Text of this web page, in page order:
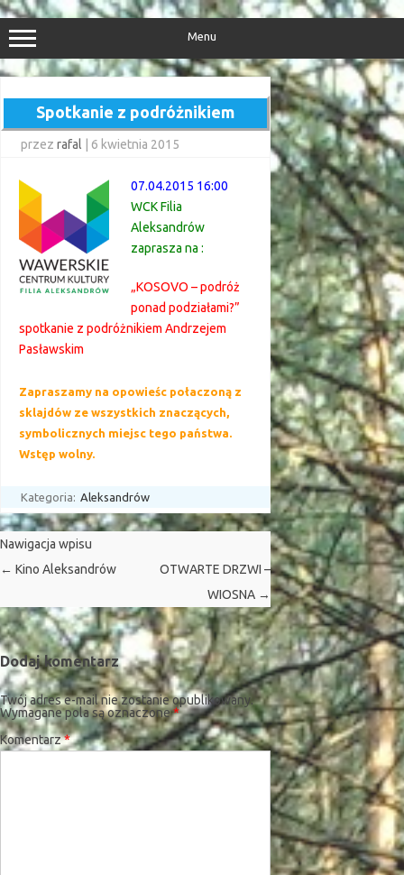
Przejdź
do
treści
Menu
Spotkanie z podróżnikiem
przez rafal 6 kwietnia 2015
07.04.2015 16:00
WCK Filia
Aleksandrów
zaprasza na :
„KOSOVO – podróż
ponad podziałami?”
spotkanie z podróżnikiem Andrzejem
Pasławskim
Zapraszamy na opowieśc połaczoną z
sklajdów ze wszystkich znaczących,
symbolicznych miejsc tego państwa.
Wstęp wolny.
Kategoria: Aleksandrów
Nawigacja wpisu
← Kino Aleksandrów
OTWARTE DRZWI –
WIOSNA →
Dodaj komentarz
Twój adres e-mail nie zostanie opublikowany.
Wymagane pola są oznaczone*
Komentarz*